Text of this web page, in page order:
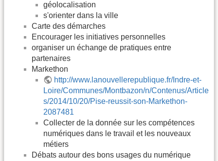
géolocalisation
s'orienter dans la ville
Carte des démarches
Encourager les initiatives personnelles
organiser un échange de pratiques entre
partenaires
Markethon
http://www.lanouvellerepublique.fr/Indre-et-
Loire/Communes/Montbazon/n/Contenus/Article
s/2014/10/20/Pise-reussit-son-Markethon-
2087481
Collecter de la donnée sur les compétences
numériques dans le travail et les nouveaux
métiers
Débats autour des bons usages du numérique